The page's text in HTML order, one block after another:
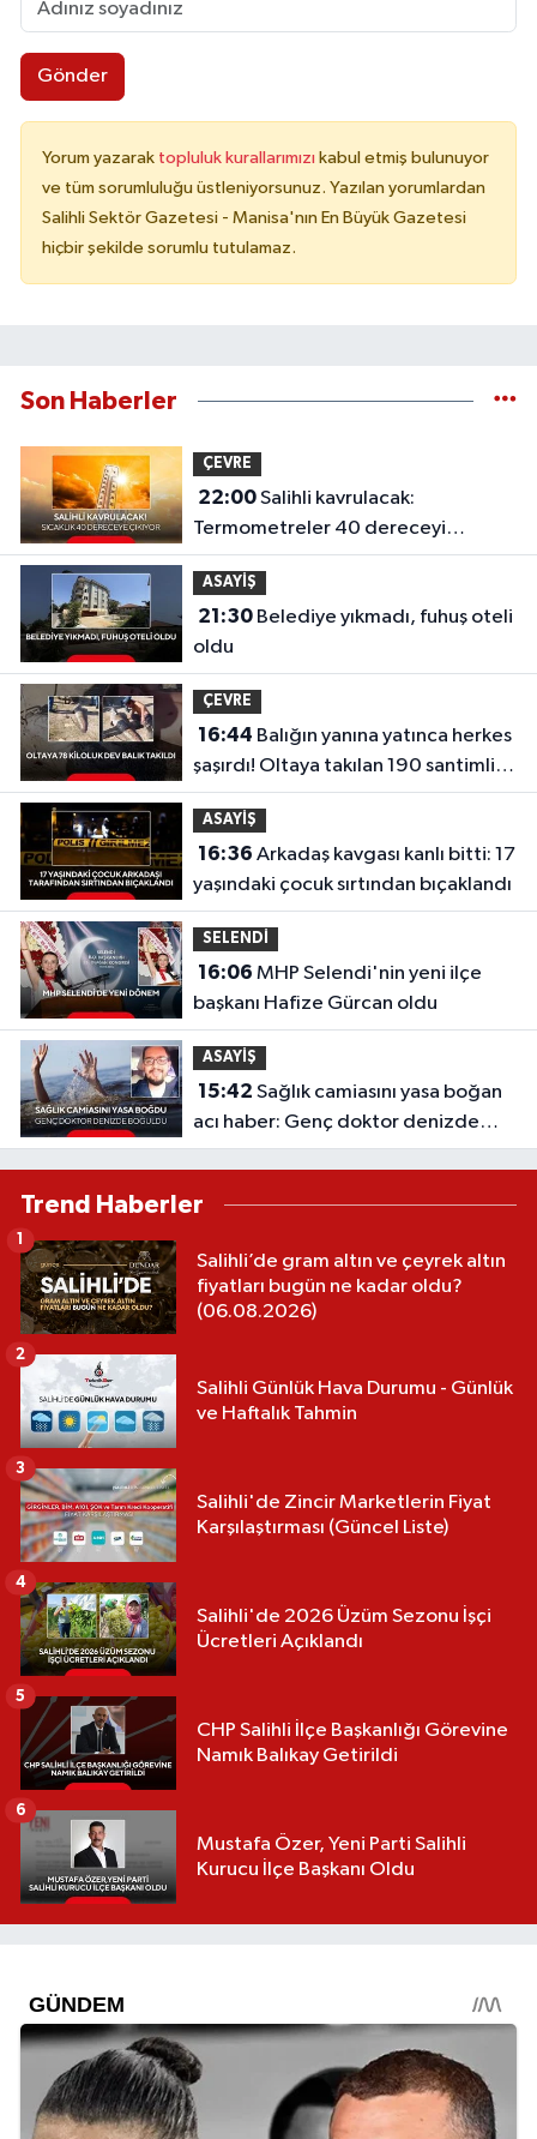
Gönder
Yorum yazarak topluluk kurallarımızı kabul etmiş bulunuyor
ve tüm sorumluluğu üstleniyorsunuz. Yazılan yorumlardan
Salihli Sektör Gazetesi - Manisa'nın En Büyük Gazetesi
hiçbir şekilde sorumlu tutulamaz.
Son Haberler
ÇEVRE
22:00Salihli kavrulacak:
Termometreler 40 dereceyi
gösterecek
ASAYİŞ
21:30Belediye yıkmadı, fuhuş oteli
oldu
ÇEVRE
16:44
şaşırdı! Oltaya takılan 190 santimlik
dev yayın balığı
ASAYİŞ
16:36
yaşındaki çocuk sırtından bıçaklandı
SELENDİ
16:06
başkanı Hafize Gürcan oldu
ASAYİŞ
15:42
acı haber: Genç doktor denizde
boğuldu
Trend Haberler
Salihli’de gram altın ve çeyrek altın
fiyatları bugün ne kadar oldu?
(06.08.2026)
1
Salihli Günlük Hava Durumu - Günlük
ve Haftalık Tahmin
2
Salihli'de Zincir Marketlerin Fiyat
Karşılaştırması (Güncel Liste)
3
Salihli'de 2026 Üzüm Sezonu İşçi
Ücretleri Açıklandı
4
CHP Salihli İlçe Başkanlığı Görevine
Namık Balıkay Getirildi
5
Mustafa Özer, Yeni Parti Salihli
Kurucu İlçe Başkanı Oldu
6